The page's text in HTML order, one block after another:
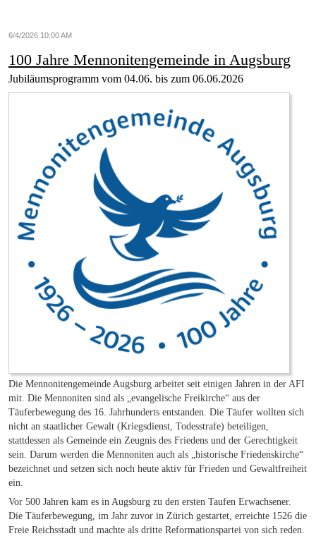
6/4/2026 10:00 AM
100 Jahre Mennonitengemeinde in Augsburg
Jubiläumsprogramm vom 04.06. bis zum 06.06.2026
Die Mennonitengemeinde Augsburg arbeitet seit einigen Jahren in der AFI
mit. Die Mennoniten sind als „evangelische Freikirche“ aus der
Täuferbewegung des 16. Jahrhunderts entstanden. Die Täufer wollten sich
nicht an staatlicher Gewalt (Kriegsdienst, Todesstrafe) beteiligen,
stattdessen als Gemeinde ein Zeugnis des Friedens und der Gerechtigkeit
sein. Darum werden die Mennoniten auch als „historische Friedenskirche“
bezeichnet und setzen sich noch heute aktiv für Frieden und Gewaltfreiheit
ein.
Vor 500 Jahren kam es in Augsburg zu den ersten Taufen Erwachsener.
Die Täuferbewegung, im Jahr zuvor in Zürich gestartet, erreichte 1526 die
Freie Reichsstadt und machte als dritte Reformationspartei von sich reden.